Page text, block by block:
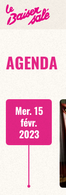
AGENDA
Mer. 15
févr.
2023